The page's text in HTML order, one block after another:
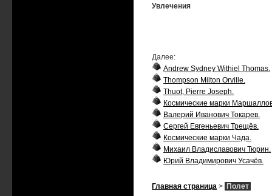
Увлечения
Далее:
Andrew Sydney Withiel Thomas.
Thompson Milton Orville.
Thuot, Pierre Joseph.
Космические марки
Валерий Иванович Токарев.
Сергей Евгеньевич Трещёв.
Космические марки Чада.
Михаил Владиславович Тюрин.
Юрий Владимирович Усачёв.
Главная страница > Полет